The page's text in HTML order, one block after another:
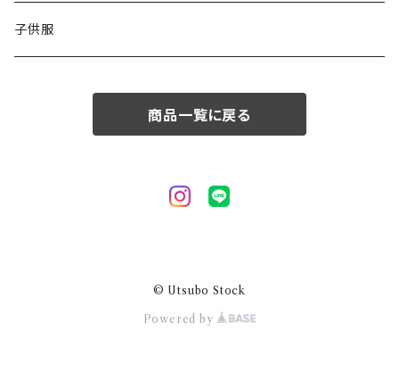
50/XL～
48/L
子供服
商品一覧に戻る
© Utsubo Stock
Powered by